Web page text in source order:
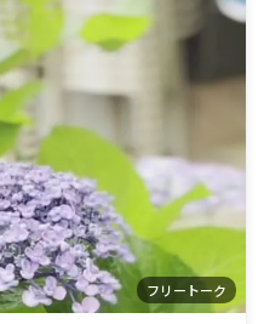
フリートーク